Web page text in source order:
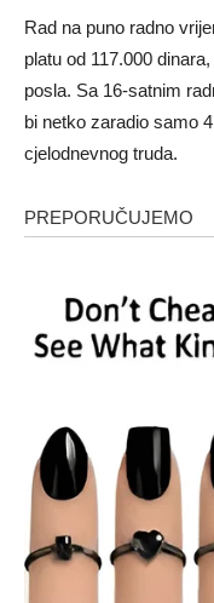
Rad na puno radno
platu od 117.000
posla. Sa 16-satnim
bi netko zaradio samo
cjelodnevnog truda.